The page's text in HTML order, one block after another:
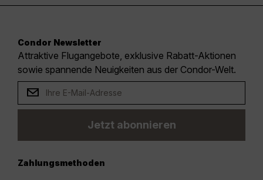
Condor Newsletter
Attraktive Flugangebote, exklusive Rabatt-Aktionen
sowie spannende Neuigkeiten aus der Condor-Welt.
Jetzt abonnieren
Zahlungsmethoden